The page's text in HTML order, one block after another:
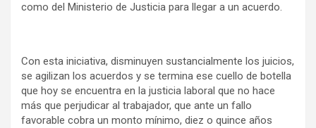
como del Ministerio de Justicia para llegar a un acuerdo.
Con esta iniciativa, disminuyen sustancialmente los juicios,
se agilizan los acuerdos y se termina ese cuello de botella
que hoy se encuentra en la justicia laboral que no hace
más que perjudicar al trabajador, que ante un fallo
favorable cobra un monto mínimo, diez o quince años